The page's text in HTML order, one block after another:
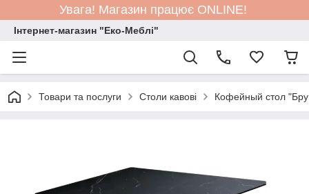
Увага! Магазин працює ONLINE!
Інтернет-магазин "Еко-Меблі"
Товари та послуги Столи кавові Кофейный стол